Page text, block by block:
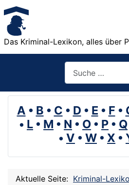
Das Kriminal-Lexikon, alles über
A • B • C • D • E • F •
• L • M • N • O • P • Q
• V • W • X •
Aktuelle Seite: Kriminal-